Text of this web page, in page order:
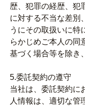
歴、犯罪の経歴、犯
に対する不当な差別
うにその取扱いに特
らかじめご本人の同
基づく場合等を除き
5.委託契約の遵守
当社は、委託契約に
人情報は、適切な管